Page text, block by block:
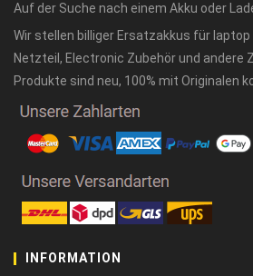
Auf der Suche nach einem Akku oder
Wir stellen billiger Ersatzakkus für laptop
Netzteil, Electronic Zubehör und andere
Produkte sind neu, 100% mit Originalen
INFORMATION